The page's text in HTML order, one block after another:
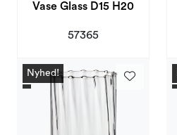
Vase Glass D15 H20
57365
Nyhed!